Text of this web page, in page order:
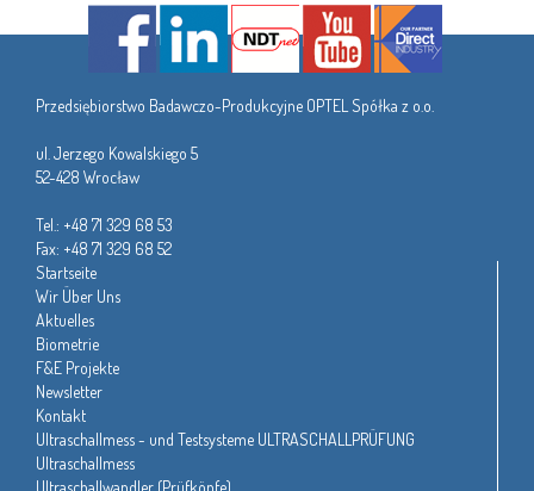
Przedsiębiorstwo Badawczo-Produkcyjne OPTEL Spółka z o.o.
ul. Jerzego Kowalskiego 5
52-428 Wrocław
Tel.: +48 71 329 68 53
Fax: +48 71 329 68 52
Startseite
Wir Über Uns
Aktuelles
Biometrie
F&E Projekte
Newsletter
Kontakt
Ultraschallmess - und Testsysteme ULTRASCHALLPRÜFUNG
Ultraschallmess
Ultraschallwandler (Prüfköpfe)